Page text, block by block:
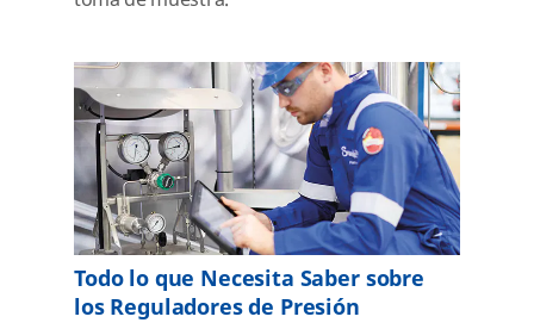
Todo lo que Necesita Saber sobre
los Reguladores de Presión